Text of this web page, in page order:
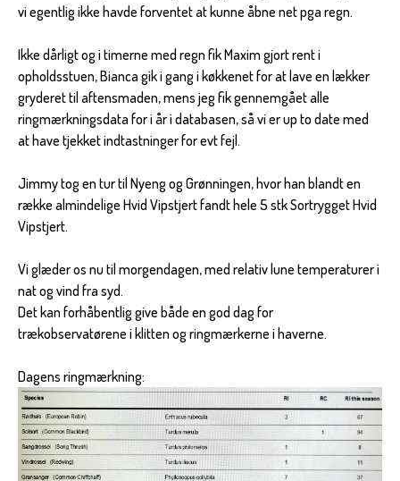
vi egentlig ikke havde forventet at kunne åbne net pga regn.
Ikke dårligt og i timerne med regn fik Maxim gjort rent i
opholdsstuen, Bianca gik i gang i køkkenet for at lave en lækker
gryderet til aftensmaden, mens jeg fik gennemgået alle
ringmærkningsdata for i år i databasen, så vi er up to date med
at have tjekket indtastninger for evt fejl.
Jimmy tog en tur til Nyeng og Grønningen, hvor han blandt en
række almindelige Hvid Vipstjert fandt hele 5 stk Sortrygget Hvid
Vipstjert.
Vi glæder os nu til morgendagen, med relativ lune temperaturer i
nat og vind fra syd.
Det kan forhåbentlig give både en god dag for
trækobservatørene i klitten og ringmærkerne i haverne.
Dagens ringmærkning: